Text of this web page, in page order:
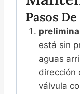
Pasos
está sin
aguas
dirección
válvula